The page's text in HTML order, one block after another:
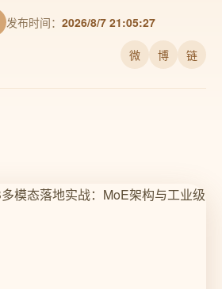
发布时间： 2026/8/7 21:05:27
微 博 链